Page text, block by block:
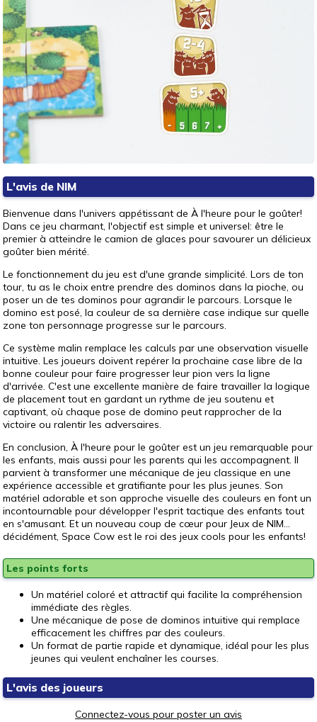
L'avis de NIM
Bienvenue dans l'univers appétissant de À l'heure pour le goûter!
Dans ce jeu charmant, l'objectif est simple et universel: être le
premier à atteindre le camion de glaces pour savourer un délicieux
goûter bien mérité.
Le fonctionnement du jeu est d'une grande simplicité. Lors de ton
tour, tu as le choix entre prendre des dominos dans la pioche, ou
poser un de tes dominos pour agrandir le parcours. Lorsque le
domino est posé, la couleur de sa dernière case indique sur quelle
zone ton personnage progresse sur le parcours.
Ce système malin remplace les calculs par une observation visuelle
intuitive. Les joueurs doivent repérer la prochaine case libre de la
bonne couleur pour faire progresser leur pion vers la ligne
d'arrivée. C'est une excellente manière de faire travailler la logique
de placement tout en gardant un rythme de jeu soutenu et
captivant, où chaque pose de domino peut rapprocher de la
victoire ou ralentir les adversaires.
En conclusion, À l'heure pour le goûter est un jeu remarquable pour
les enfants, mais aussi pour les parents qui les accompagnent. Il
parvient à transformer une mécanique de jeu classique en une
expérience accessible et gratifiante pour les plus jeunes. Son
matériel adorable et son approche visuelle des couleurs en font un
incontournable pour développer l'esprit tactique des enfants tout
en s'amusant. Et un nouveau coup de cœur pour Jeux de NIM...
décidément, Space Cow est le roi des jeux cools pour les enfants!
Les points forts
Un matériel coloré et attractif qui facilite la compréhension
immédiate des règles.
Une mécanique de pose de dominos intuitive qui remplace
efficacement les chiffres par des couleurs.
Un format de partie rapide et dynamique, idéal pour les plus
jeunes qui veulent enchaîner les courses.
L'avis des joueurs
Connectez-vous pour poster un avis